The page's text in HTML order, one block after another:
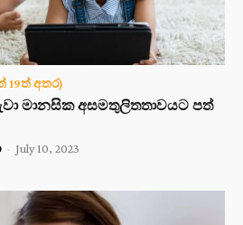
19ත් අතර)
මානසික අසමතුලිතතාවයට පත්
- July 10, 2023